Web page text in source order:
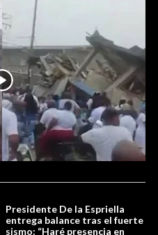
Presidente De la Espriella
entrega balance tras el fuerte
sismo: “Haré presencia en